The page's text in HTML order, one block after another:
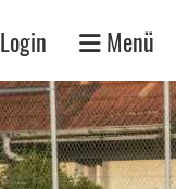
Login Menü